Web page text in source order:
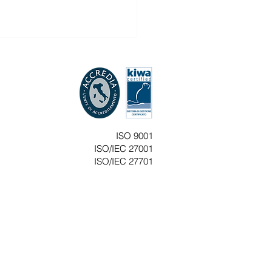
e modulo provvisorio per
di Fine Rapporto
Flash n.21/2026 Gentile
ISO 9001
ISO/IEC 27001
ISO/IEC 27701